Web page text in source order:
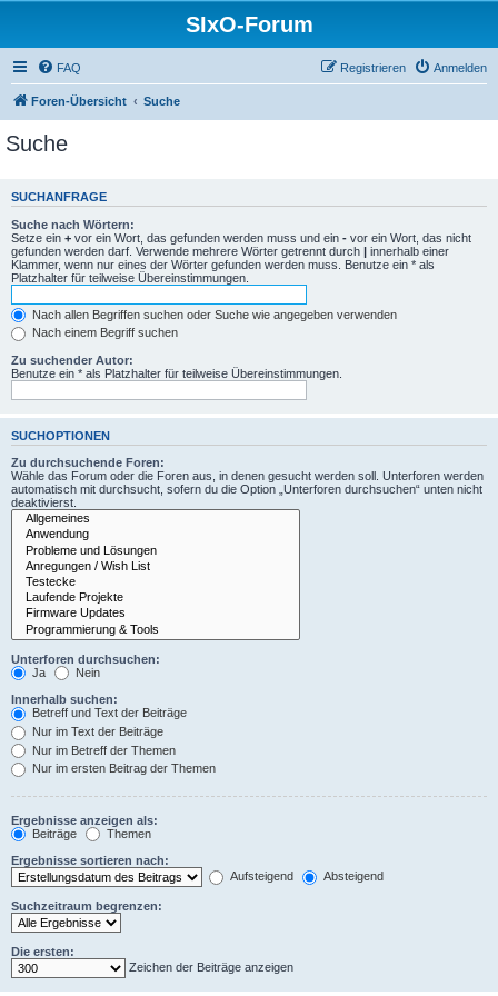
SIxO-Forum
FAQ Anmelden
Registrieren
Foren-Übersicht Suche
Suche
SUCHANFRAGE
Suche nach Wörtern:
Setze ein + vor ein Wort, das gefunden werden muss und ein - vor ein Wort, das nicht
gefunden werden darf. Verwende mehrere Wörter getrennt durch | innerhalb einer
Klammer, wenn nur eines der Wörter gefunden werden muss. Benutze ein * als
Platzhalter für teilweise Übereinstimmungen.
Nach allen Begriffen suchen oder Suche wie angegeben verwenden
Nach einem Begriff suchen
Zu suchender Autor:
Benutze ein * als Platzhalter für teilweise Übereinstimmungen.
SUCHOPTIONEN
Zu durchsuchende Foren:
Wähle das Forum oder die Foren aus, in denen gesucht werden soll. Unterforen werden
automatisch mit durchsucht, sofern du die Option „Unterforen durchsuchen“ unten nicht
deaktivierst.
Unterforen durchsuchen:
Ja
Nein
Innerhalb suchen:
Betreff und Text der Beiträge
Nur im Text der Beiträge
Nur im Betreff der Themen
Nur im ersten Beitrag der Themen
Ergebnisse anzeigen als:
Beiträge
Themen
Ergebnisse sortieren nach:
Aufsteigend
Absteigend
Suchzeitraum begrenzen:
Die ersten:
Zeichen der Beiträge anzeigen